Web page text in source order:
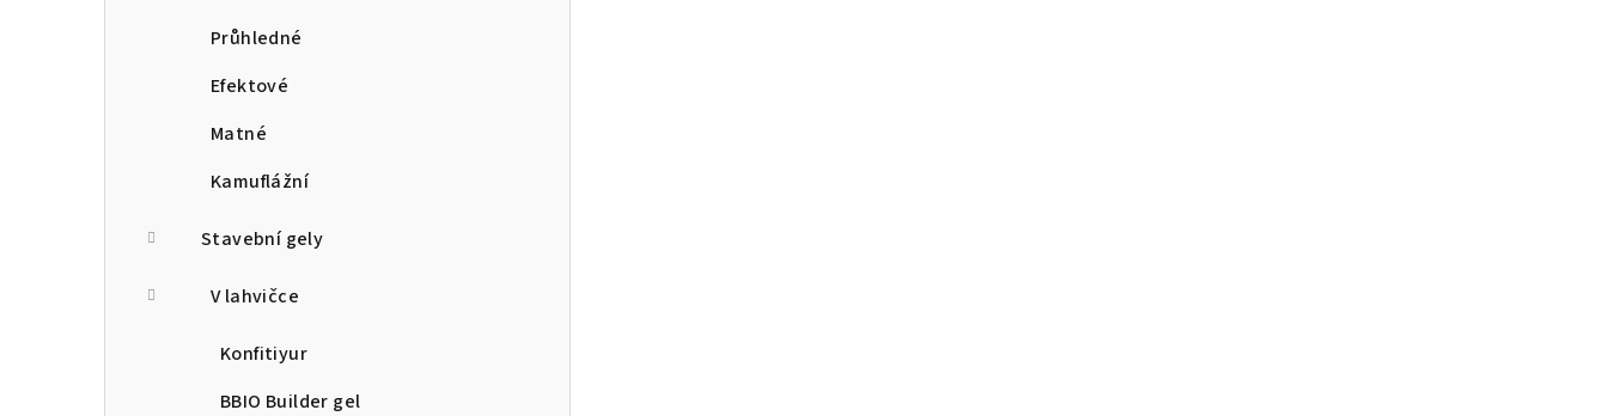
Průhledné
Efektové
Matné
Kamuflážní
Stavební gely
V lahvičce
Konfitiyur
BBIO Builder gel